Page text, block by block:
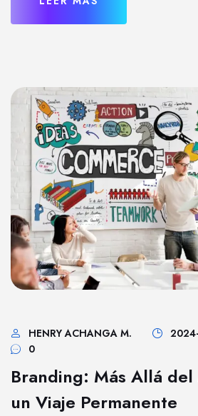
HENRY ACHANGA M.
0
Branding: Más Allá del
un Viaje Permanente